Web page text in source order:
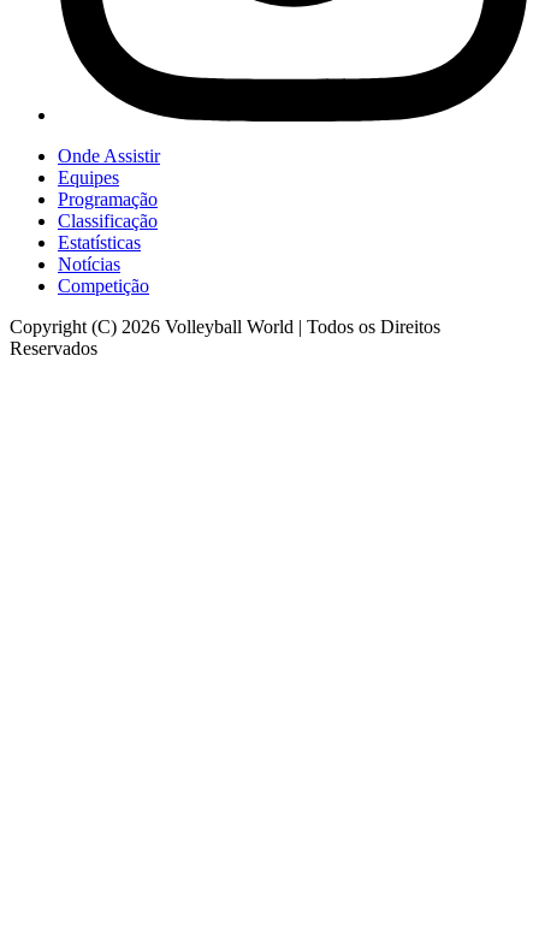
Onde Assistir
Equipes
Programação
Classificação
Estatísticas
Notícias
Competição
Copyright (C) 2026 Volleyball World | Todos os Direitos
Reservados